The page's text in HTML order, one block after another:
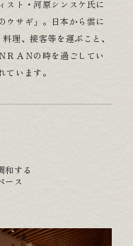
スト・河原シンスケ氏に
ウサギ」。日本から雲に
理、接客等を運ぶこと、
ＲＡＮの時を過ごしてい
います。
和する
ース